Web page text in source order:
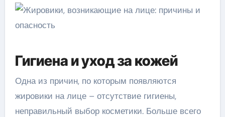
Гигиена и уход за кожей
Одна из причин, по которым появляются
жировики на лице – отсутствие гигиены,
неправильный выбор косметики. Больше всего